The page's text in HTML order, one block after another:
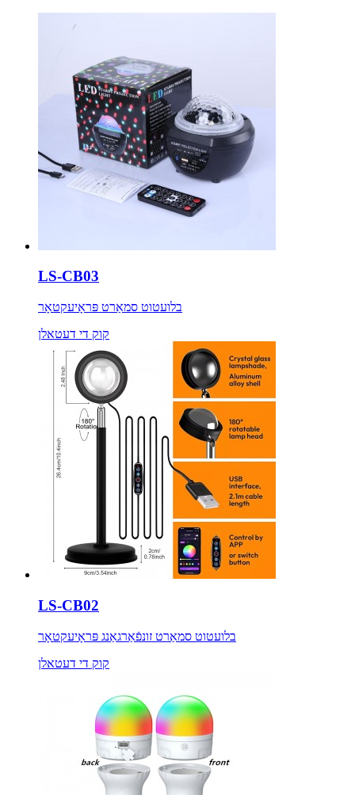
LS-CB03
בלועטוט סמאַרט פּראָיעקטאָר
קוק די דעטאלן
LS-CB02
בלועטוט סמאַרט זונפֿאַרגאַנג פּראָיעקטאָר
קוק די דעטאלן